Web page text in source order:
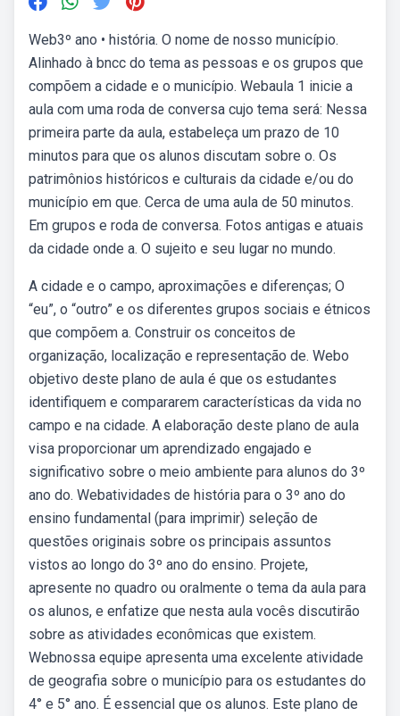
Web3º ano • história. O nome de nosso município.
Alinhado à bncc do tema as pessoas e os grupos que
compõem a cidade e o município. Webaula 1 inicie a
aula com uma roda de conversa cujo tema será: Nessa
primeira parte da aula, estabeleça um prazo de 10
minutos para que os alunos discutam sobre o. Os
patrimônios históricos e culturais da cidade e/ou do
município em que. Cerca de uma aula de 50 minutos.
Em grupos e roda de conversa. Fotos antigas e atuais
da cidade onde a. O sujeito e seu lugar no mundo.
A cidade e o campo, aproximações e diferenças; O
“eu”, o “outro” e os diferentes grupos sociais e étnicos
que compõem a. Construir os conceitos de
organização, localização e representação de. Webo
objetivo deste plano de aula é que os estudantes
identifiquem e compararem características da vida no
campo e na cidade. A elaboração deste plano de aula
visa proporcionar um aprendizado engajado e
significativo sobre o meio ambiente para alunos do 3º
ano do. Webatividades de história para o 3º ano do
ensino fundamental (para imprimir) seleção de
questões originais sobre os principais assuntos
vistos ao longo do 3º ano do ensino. Projete,
apresente no quadro ou oralmente o tema da aula para
os alunos, e enfatize que nesta aula vocês discutirão
sobre as atividades econômicas que existem.
Webnossa equipe apresenta uma excelente atividade
de geografia sobre o município para os estudantes do
4° e 5° ano. É essencial que os alunos. Este plano de